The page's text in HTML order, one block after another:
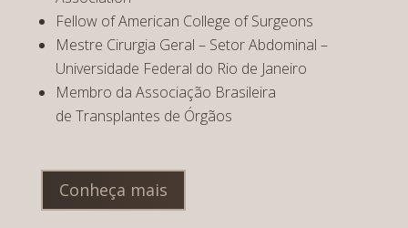
Fellow of American College of Surgeons
Mestre Cirurgia Geral – Setor Abdominal –
Universidade Federal do Rio de Janeiro
Membro da Associação Brasileira
de Transplantes de Órgãos
Conheça mais